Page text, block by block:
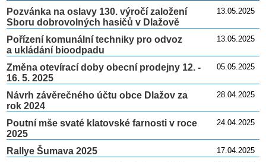
13.05.2025
Pozvánka na oslavy 130. výročí založení
Sboru dobrovolných hasičů v Dlažově
13.05.2025
Pořízení komunální techniky pro odvoz
a ukládání bioodpadu
05.05.2025
Změna otevírací doby obecní prodejny 12. -
16. 5. 2025
28.04.2025
Návrh závěrečného účtu obce Dlažov za
rok 2024
24.04.2025
Poutní mše svaté klatovské farnosti v roce
2025
17.04.2025
Rallye Šumava 2025